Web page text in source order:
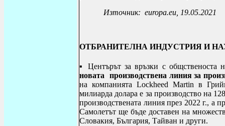
Източник: europa.eu, 19.05.2021
ОТБРАНИТЕЛНА ИНДУСТРИЯ И
▪ Центърът за връзки с общственоста
новата производствена линия за
на компанията Lockheed Martin в
милиарда долара е за производство на
производствената линия през 2022 г., а
Самолетът ще бъде доставен на
Словакия, България, Тайван и други.